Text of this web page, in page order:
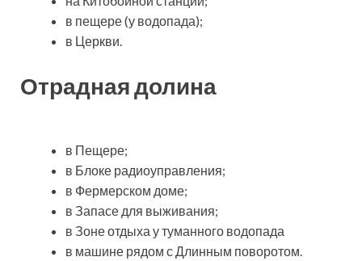
в пещере (у водопада);
в Церкви.
Отрадная долина
в Пещере;
в Блоке радиоуправления;
в Фермерском доме;
в Запасе для выживания;
в Зоне отдыха у туманного водопада
в машине рядом с Длинным поворотом.